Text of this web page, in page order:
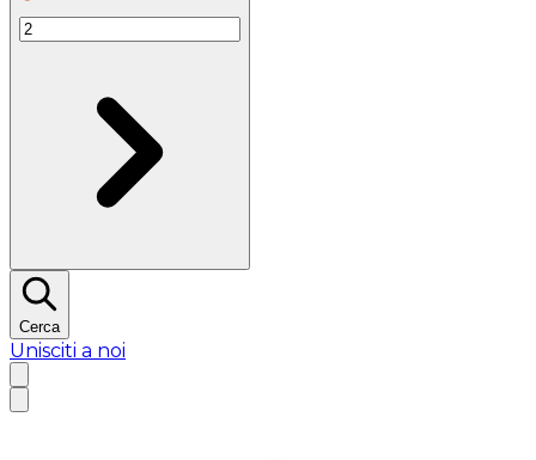
Cerca
Unisciti a noi